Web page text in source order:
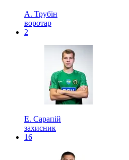
А. Трубін
воротар
2
Е. Сарапій
захисник
16